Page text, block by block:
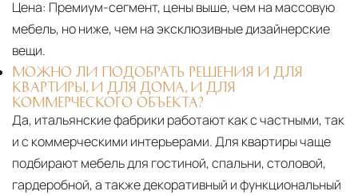
Цена: Премиум-сегмент, цены выше, чем на массовую
мебель, но ниже, чем на эксклюзивные дизайнерские
вещи.
МОЖНО ЛИ ПОДОБРАТЬ РЕШЕНИЯ И ДЛЯ
КВАРТИРЫ, И ДЛЯ ДОМА, И ДЛЯ
КОММЕРЧЕСКОГО ОБЪЕКТА?
Да, итальянские фабрики работают как с частными, так
и с коммерческими интерьерами. Для квартиры чаще
подбирают мебель для гостиной, спальни, столовой,
гардеробной, а также декоративный и функциональный